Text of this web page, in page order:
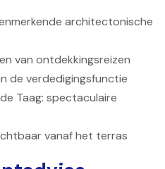
architectonische
van ontdekkingsreizen
de verdedigingsfunctie
Taag: spectaculaire
vanaf het terras